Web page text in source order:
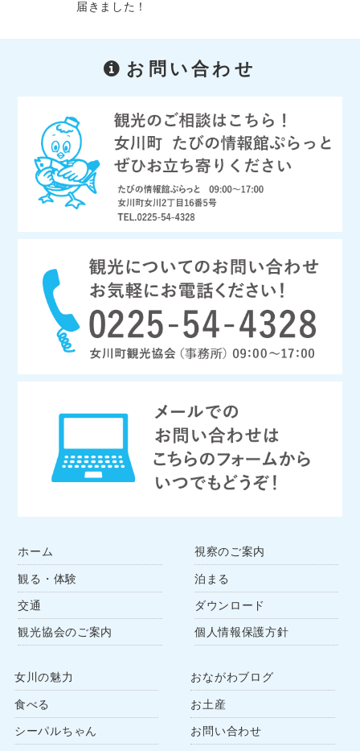
届きました！
お問い合わせ
ホーム
観る・体験
交通
観光協会のご案内
視察のご案内
泊まる
ダウンロード
個人情報保護方針
女川の魅力
食べる
シーパルちゃん
おながわブログ
お土産
お問い合わせ